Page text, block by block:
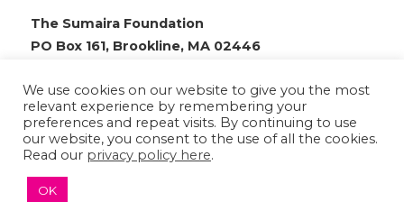
The Sumaira Foundation
PO Box 161, Brookline, MA 02446
© 2026 The Sumaira Foundation. All rights reserved.
Medical Website designbyGlacial Multimedia, Inc.
Accessibility Statement
We use cookies on our website to give you the most
relevant experience by remembering your
preferences and repeat visits. By continuing to use
our website, you consent to the use of all the cookies.
Read our privacy policy here.
OK